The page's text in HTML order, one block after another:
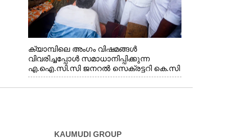
ക്യാമ്പിലെ അംഗം വിഷമങ്ങൾ
വിവരിച്ചപ്പോൾ സമാധാനിപ്പിക്കുന്ന
എ.ഐ.സി.സി ജനറൽ സെക്രട്ടറി കെ.സി
വേണുഗോപാൽ എം.പി. സഹകരണ-
എക്സൈസ് വകുപ്പ് മന്ത്രി എം. ലിജു,
KAUMUDI GROUP